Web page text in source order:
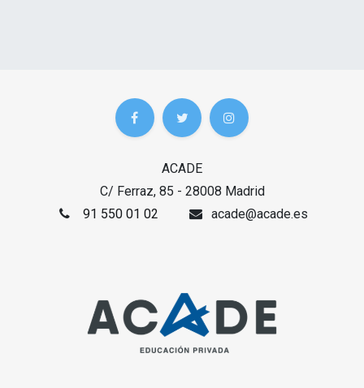
ACADE
C/ Ferraz, 85 - 28008 Madrid
91 550 01 02
acade@acade.es